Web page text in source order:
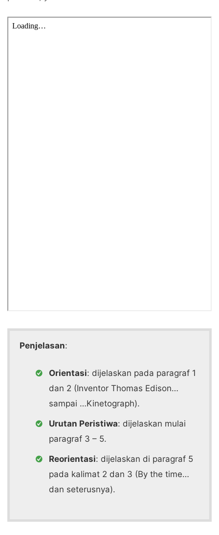
Penjelasan:
Orientasi: dijelaskan pada paragraf 1
dan 2 (Inventor Thomas Edison…
sampai …Kinetograph).
Urutan Peristiwa: dijelaskan mulai
paragraf 3 – 5.
Reorientasi: dijelaskan di paragraf 5
pada kalimat 2 dan 3 (By the time…
dan seterusnya).